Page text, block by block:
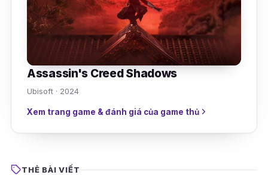
Assassin's Creed Shadows
Ubisoft · 2024
Xem trang game & đánh giá của game thủ
THẺ BÀI VIẾT